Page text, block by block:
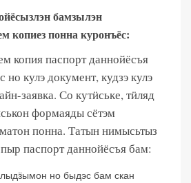
бамзылэн
копиез понна куронъёс:
копия паспорт даннойёсъя
кулэ документ, кудзэ кулэ
заявка. Со кутӥське, тӥляд
формаяды сётэм
понна. Татын нимысьтыз
паспорт даннойёсъя бам:
но быдэс бам скан